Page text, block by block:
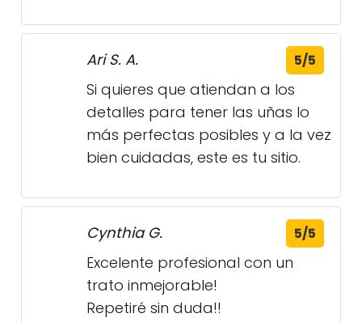
5/5
Si quieres que atiendan a los
detalles para tener las uñas lo
más perfectas posibles y a la vez
bien cuidadas, este es tu sitio.
5/5
Excelente profesional con un
trato inmejorable!
Repetiré sin duda!!